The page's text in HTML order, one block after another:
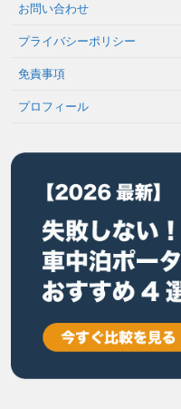
お問い合わせ
プライバシーポリシー
免責事項
プロフィール